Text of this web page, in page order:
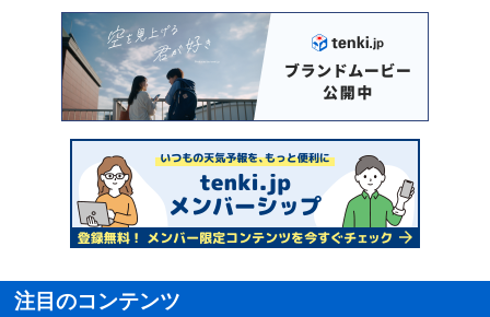
注目のコンテンツ